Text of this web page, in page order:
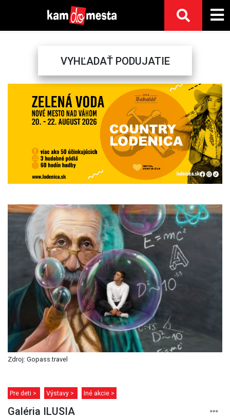
VYHĽADAŤ PODUJATIE
Next
Zdroj: Gopass.travel
Pre deti > Výstavy > Iné akcie >
Galéria ILUSIA